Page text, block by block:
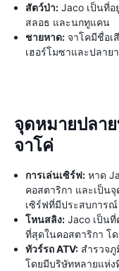
สัตว์ป่า: Jaco เป็นที่
สลอธ และนกทูแคน
ชายหาด: จาโคมีชื่อเ
เฮอร์โมซาและปลาย
จุดหมายปลา
จาโค่
การเล่นเซิร์ฟ: หาด
คอสตาริกา และเป็น
เซิร์ฟที่มีประสบการณ์
โหนสลิง: Jaco เป็น
ที่สุดในคอสตาริกา โ
ทัวร์รถ ATV: สำรวจ
โดยมีบริษัทหลายแห่ง